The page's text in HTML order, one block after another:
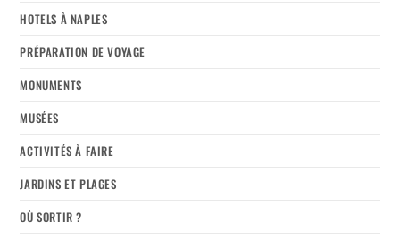
HOTELS À NAPLES
PRÉPARATION DE VOYAGE
MONUMENTS
MUSÉES
ACTIVITÉS À FAIRE
JARDINS ET PLAGES
OÙ SORTIR ?